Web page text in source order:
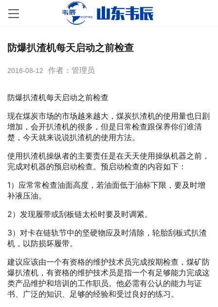
防爆扒渣机每天启动之前检查
2018-08-12 作者：管理员
防爆扒渣机每天启动之前检查
现在煤炭市场的市场越来越大，煤炭扒渣机的使用量也日剧
增加，会开扒渣机的很多，但是日常检查跟保养你们谁清
楚，今天就来说说扒渣机的使用方法。
使用扒渣机操纵者的主要责任是在天天使用操纵机器之前，
完成对机器的预启动检查。预启动检查的内容如下：
1）应常常检查油面高度，若油面低于油标下限，要及时增
补液压油。
2）发现履带或刮板链太松时要及时调紧。
3）对卡在链轨节中的坚硬物应及时清除，轮胎刮板式扒渣
机，以防损坏履带。
建议应该由一个有资格的维护技术员完成按期检查，煤矿防
爆扒渣机，有资格的维护技术员是指一个有足够能力完成这
类产品维护和培训的工作职员。他必需有公认的能力与证
书、广泛的知识、足够的经验和受过良好的练习。